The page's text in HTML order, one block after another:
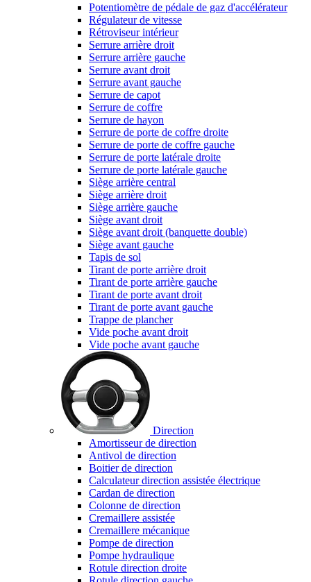
Potentiomètre de pédale de gaz d'accélérateur
Régulateur de vitesse
Rétroviseur intérieur
Serrure arrière droit
Serrure arrière gauche
Serrure avant droit
Serrure avant gauche
Serrure de capot
Serrure de coffre
Serrure de hayon
Serrure de porte de coffre droite
Serrure de porte de coffre gauche
Serrure de porte latérale droite
Serrure de porte latérale gauche
Siège arrière central
Siège arrière droit
Siège arrière gauche
Siège avant droit
Siège avant droit (banquette double)
Siège avant gauche
Tapis de sol
Tirant de porte arrière droit
Tirant de porte arrière gauche
Tirant de porte avant droit
Tirant de porte avant gauche
Trappe de plancher
Vide poche avant droit
Vide poche avant gauche
Direction
Amortisseur de direction
Antivol de direction
Boitier de direction
Calculateur direction assistée électrique
Cardan de direction
Colonne de direction
Cremaillere assistée
Cremaillere mécanique
Pompe de direction
Pompe hydraulique
Rotule direction droite